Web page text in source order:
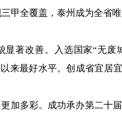
甲全覆盖，泰州成为全省
显著改善。入选国家“无废
来最好水平。创成省宜居
加多彩。成功承办第二十